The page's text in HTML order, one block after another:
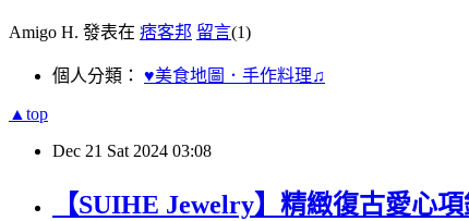
Amigo H. 發表在 痞客邦 留言(1)
個人分類： ♥美食地圖．手作料理♫
▲top
Dec 21 Sat 2024 03:08
【SUIHE Jewelry】精緻復古愛心